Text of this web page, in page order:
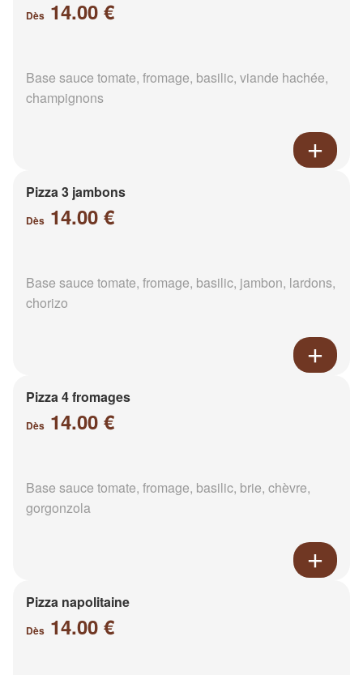
Dès 14.00 €
Base sauce tomate, fromage, basilic, viande hachée,
champignons
Pizza 3 jambons
Dès 14.00 €
Base sauce tomate, fromage, basilic, jambon, lardons,
chorizo
Pizza 4 fromages
Dès 14.00 €
Base sauce tomate, fromage, basilic, brie, chèvre,
gorgonzola
Pizza napolitaine
Dès 14.00 €